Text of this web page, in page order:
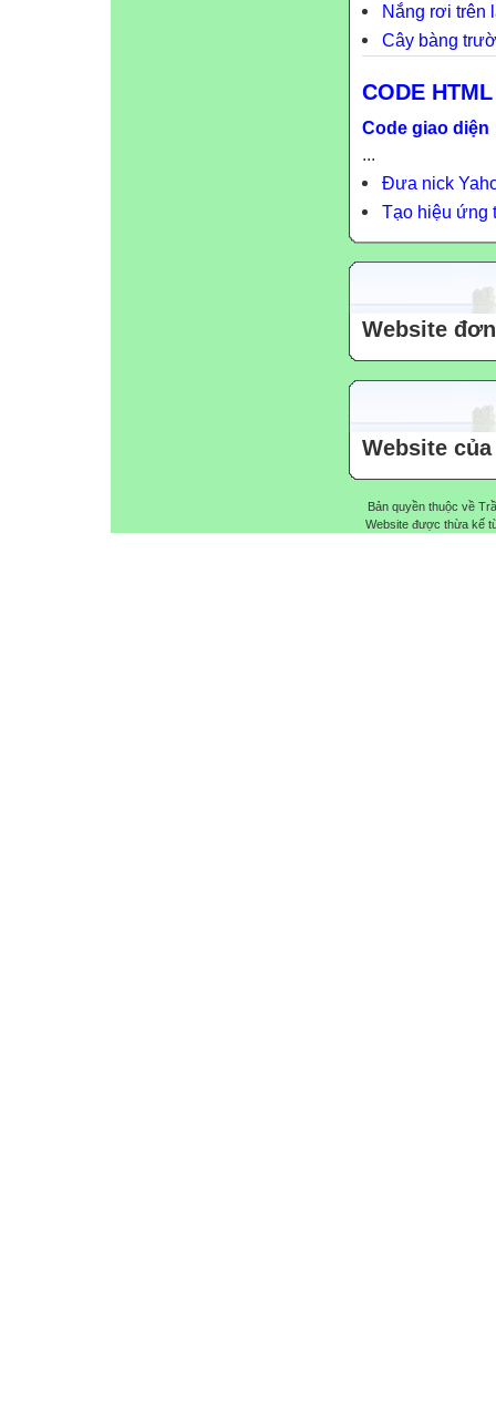
Nắng rơi trên
Cây bàng
CODE HTML
Code giao diện
...
Đưa nick
Tạo hiệu ứng
Website
Website
Bản quyền thuộc về
Website được thừa kế